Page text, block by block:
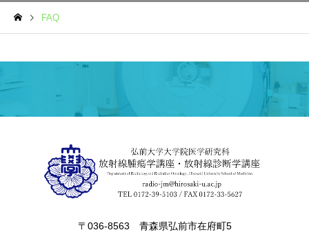
FAQ
〒036-8563 青森県弘前市在府町5